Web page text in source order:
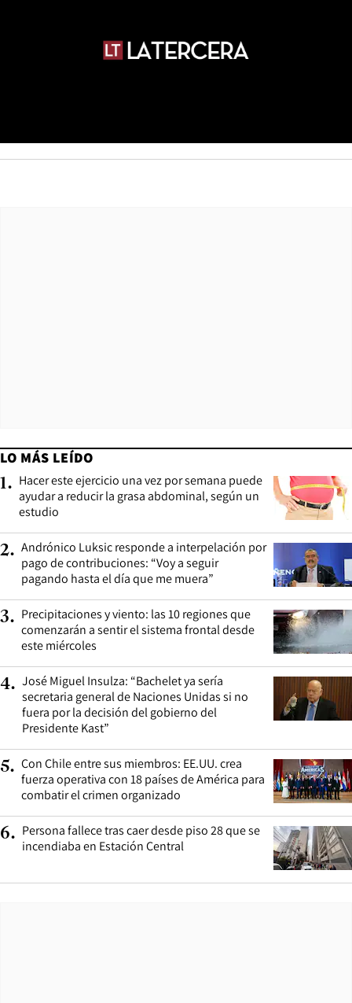
LO MÁS LEÍDO
1. Hacer este ejercicio una vez por semana puede
ayudar a reducir la grasa abdominal, según un
estudio
2. Andrónico Luksic responde a interpelación por
pago de contribuciones: “Voy a seguir
pagando hasta el día que me muera”
3. Precipitaciones y viento: las 10 regiones que
comenzarán a sentir el sistema frontal desde
este miércoles
4. José Miguel Insulza: “Bachelet ya sería
secretaria general de Naciones Unidas si no
fuera por la decisión del gobierno del
Presidente Kast”
5. Con Chile entre sus miembros: EE.UU. crea
fuerza operativa con 18 países de América para
combatir el crimen organizado
6. Persona fallece tras caer desde piso 28 que se
incendiaba en Estación Central